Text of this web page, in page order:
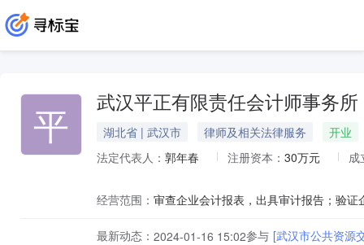
平 武汉平正有限责任会计师事务所
湖北省 | 武汉市 律师及相关法律服务
开业
法定代表人： 郭年春 注册资本： 30万元 成
经营范围：
最新动态： 2024-01-16 15:02参与 [武汉市公共资源